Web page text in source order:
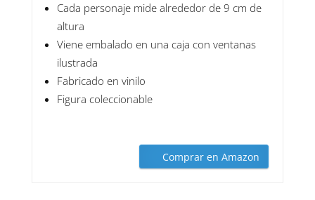
Cada personaje mide alrededor de 9 cm de
altura
Viene embalado en una caja con ventanas
ilustrada
Fabricado en vinilo
Figura coleccionable
Comprar en Amazon